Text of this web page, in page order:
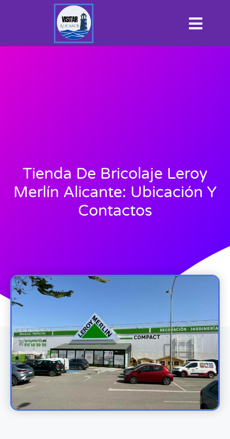
Tienda De Bricolaje Leroy
Merlín Alicante: Ubicación Y
Contactos